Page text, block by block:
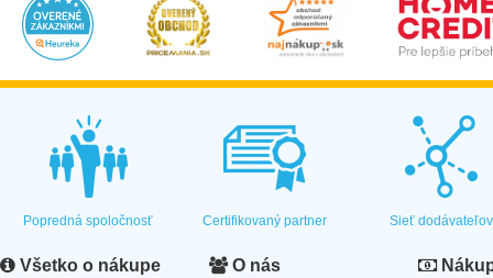
Popredná spoločnosť Certifikovaný partner Sieť dodávateľov
Všetko o nákupe O nás